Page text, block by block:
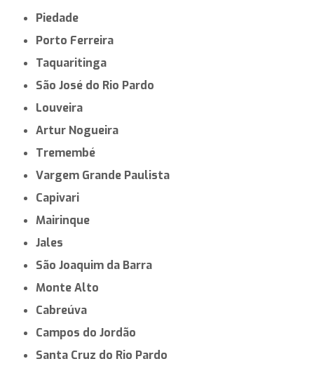
Piedade
Porto Ferreira
Taquaritinga
São José do Rio Pardo
Louveira
Artur Nogueira
Tremembé
Vargem Grande Paulista
Capivari
Mairinque
Jales
São Joaquim da Barra
Monte Alto
Cabreúva
Campos do Jordão
Santa Cruz do Rio Pardo